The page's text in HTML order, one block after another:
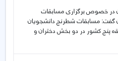
در خصوص برگزاری مسابقات
گفت: مسابقات شطرنج دانشجویان
پنج کشور در دو بخش دختران و